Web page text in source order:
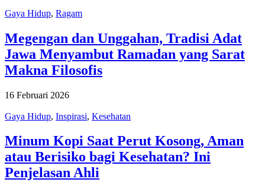
Gaya Hidup, Ragam
Megengan dan Unggahan, Tradisi Adat
Jawa Menyambut Ramadan yang Sarat
Makna Filosofis
16 Februari 2026
Gaya Hidup, Inspirasi, Kesehatan
Minum Kopi Saat Perut Kosong, Aman
atau Berisiko bagi Kesehatan? Ini
Penjelasan Ahli